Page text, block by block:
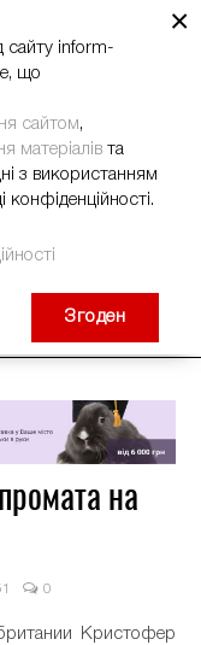
на
0
Кристофер
×
сайту inform-
що
сайтом,
матеріалів та
з використанням
конфіденційності.
Згоден